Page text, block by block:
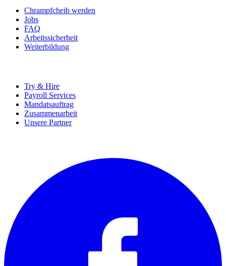
Chrampfcheib werden
Jobs
FAQ
Arbeitssicherheit
Weiterbildung
Try & Hire
Payroll Services
Mandatsauftrag
Zusammenarbeit
Unsere Partner